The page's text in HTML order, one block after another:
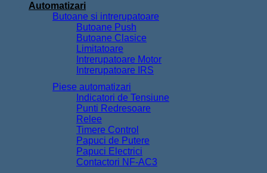
Automatizari
Butoane si intrerupatoare
Butoane Push
Butoane Clasice
Limitatoare
Intrerupatoare Motor
Intrerupatoare IRS
Piese automatizari
Indicatori de Tensiune
Punti Redresoare
Relee
Timere Control
Papuci de Putere
Papuci Electrici
Contactori NF-AC3